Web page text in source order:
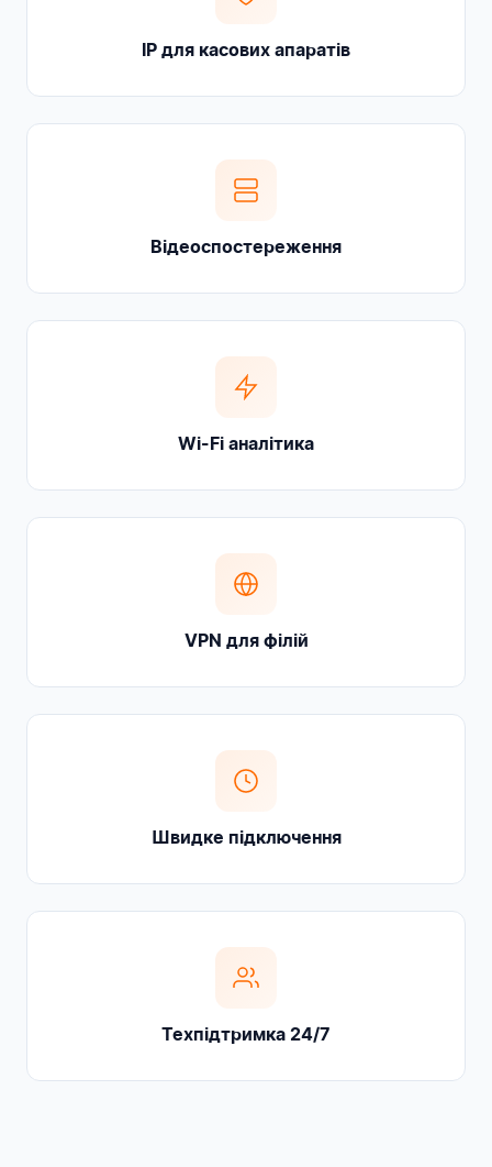
IP для касових апаратів
Відеоспостереження
Wi-Fi аналітика
VPN для філій
Швидке підключення
Техпідтримка 24/7